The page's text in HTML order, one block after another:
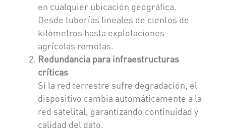
en cualquier ubicación geográfica.
Desde tuberías lineales de cientos de
kilómetros hasta explotaciones
agrícolas remotas.
Redundancia para infraestructuras
críticas
Si la red terrestre sufre degradación, el
dispositivo cambia automáticamente a la
red satelital, garantizando continuidad y
calidad del dato.